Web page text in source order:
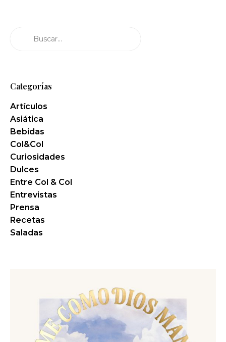
Categorías
Artículos
Asiática
Bebidas
Col&Col
Curiosidades
Dulces
Entre Col & Col
Entrevistas
Prensa
Recetas
Saladas